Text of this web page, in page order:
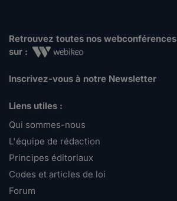
Retrouvez toutes nos webconférences
sur :
Inscrivez-vous à notre Newsletter
Liens utiles :
Qui sommes-nous
L'équipe de rédaction
Principes éditoriaux
Codes et articles de loi
Forum